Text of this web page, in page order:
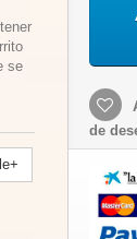
se
de